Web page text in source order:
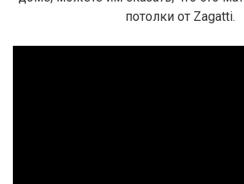
потолки от Zagatti.